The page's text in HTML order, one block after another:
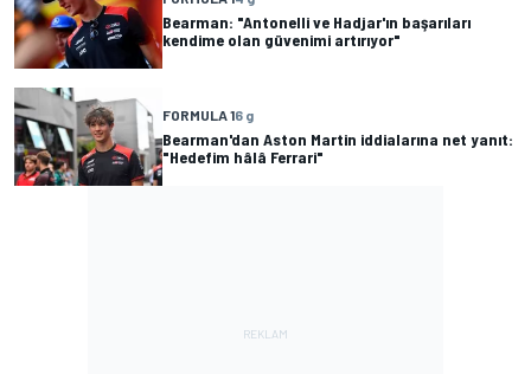
Bearman: "Antonelli ve Hadjar'ın başarıları
kendime olan güvenimi artırıyor"
FORMULA 16 g
Bearman'dan Aston Martin iddialarına net yanıt:
"Hedefim hâlâ Ferrari"